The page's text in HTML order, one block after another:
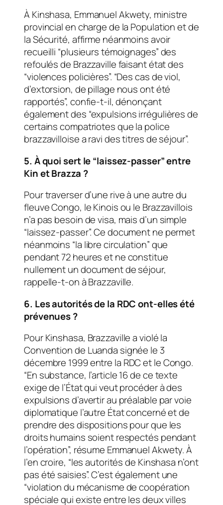
À Kinshasa, Emmanuel Akwety, ministre
provincial en charge de la Population et de
la Sécurité, affirme néanmoins avoir
recueilli “plusieurs témoignages” des
refoulés de Brazzaville faisant état des
“violences policières”. “Des cas de viol,
d’extorsion, de pillage nous ont été
rapportés”, confie-t-il, dénonçant
également des “expulsions irrégulières de
certains compatriotes que la police
brazzavilloise a ravi des titres de séjour”.
5. À quoi sert le “laissez-passer” entre
Kin et Brazza ?
Pour traverser d’une rive à une autre du
fleuve Congo, le Kinois ou le Brazzavillois
n’a pas besoin de visa, mais d’un simple
“laissez-passer”. Ce document ne permet
néanmoins “la libre circulation” que
pendant 72 heures et ne constitue
nullement un document de séjour,
rappelle-t-on à Brazzaville.
6. Les autorités de la RDC ont-elles été
prévenues ?
Pour Kinshasa, Brazzaville a violé la
Convention de Luanda signée le 3
décembre 1999 entre la RDC et le Congo.
“En substance, l’article 16 de ce texte
exige de l’État qui veut procéder à des
expulsions d’avertir au préalable par voie
diplomatique l’autre État concerné et de
prendre des dispositions pour que les
droits humains soient respectés pendant
l’opération”, résume Emmanuel Akwety. À
l’en croire, “les autorités de Kinshasa n’ont
pas été saisies”. C’est également une
“violation du mécanisme de coopération
spéciale qui existe entre les deux villes